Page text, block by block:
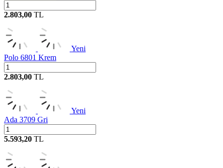
2.803,00 TL
Yeni
Polo 6801 Krem
2.803,00 TL
Yeni
Ada 3709 Gri
5.593,20 TL